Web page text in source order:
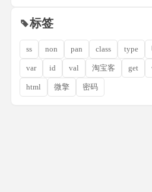
标签
ss non pan class type
var id val 淘宝客 get
html 微擎 密码